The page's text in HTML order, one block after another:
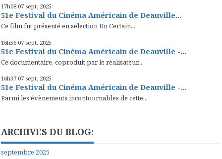
17h08 07 sept. 2025
51e Festival du Cinéma Américain de Deauville...
Ce film fut présenté en sélection Un Certain...
16h56 07 sept. 2025
51e Festival du Cinéma Américain de Deauville -...
Ce documentaire, coproduit par le réalisateur...
16h37 07 sept. 2025
51e Festival du Cinéma Américain de Deauville -...
Parmi les évènements incontournables de cette...
ARCHIVES DU BLOG:
septembre 2025